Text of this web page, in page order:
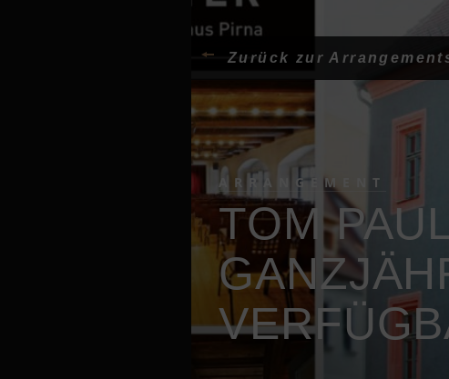
Zurück zur
ARRANGEMENT
TOM